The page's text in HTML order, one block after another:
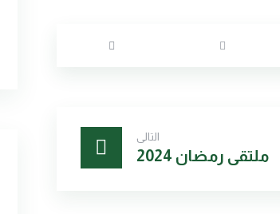
التالى
ملتقى رمضان 2024